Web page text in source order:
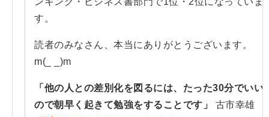
す。
読者のみなさん、本当にありがとうございます。
m(_ _)m
「他の人との差別化を図るには、たった30分でいい
ので朝早く起きて勉強をすることです」
古市幸雄